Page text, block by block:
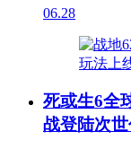
06.28
死或生6全
战登陆次